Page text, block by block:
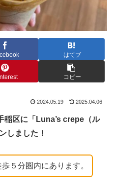
はてブ
コピー
2024.05.19 2025.04.06
稲区に「Luna’s crepe（ル
しました！
５分圏内にあります。